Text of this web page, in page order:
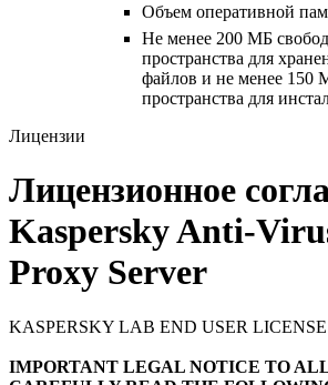
Объем оперативной
Не менее 200 МБ
пространства для
файлов и не менее 150
пространства для
Лицензии
Лицензионное
Kaspersky Anti-
Proxy Server
KASPERSKY LAB END USER
IMPORTANT LEGAL NOTICE TO